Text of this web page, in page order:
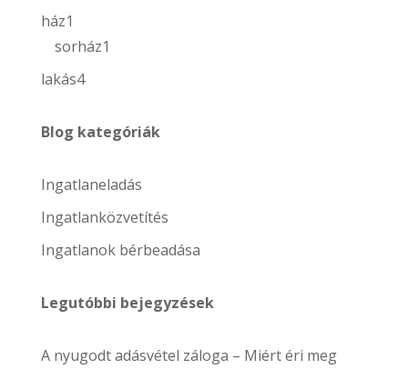
ház1
termék
sorház1
lakás44
Blog kategóriák
Ingatlaneladás
Ingatlanközvetítés
Ingatlanok bérbeadása
Legutóbbi bejegyzések
A nyugodt adásvétel záloga – Miért éri meg